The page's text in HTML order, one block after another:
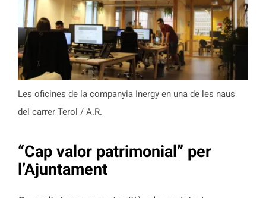
Les oficines de la companyia Inergy en una de les naus
del carrer Terol / A.R.
“Cap valor patrimonial” per
l’Ajuntament